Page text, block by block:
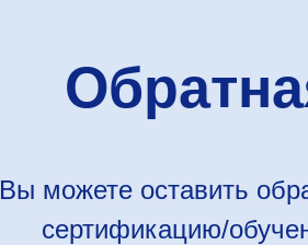
Вы можете оставить
сертификацию/